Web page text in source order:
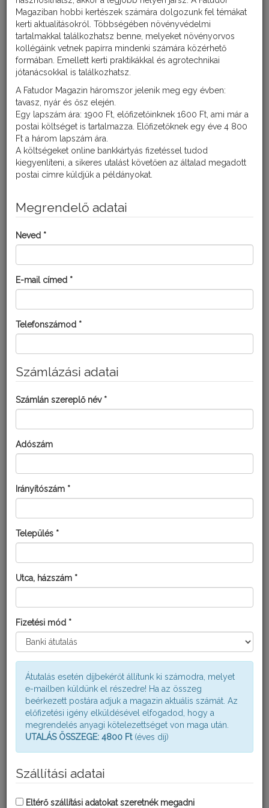
A nitrogén a legfontosabb tápelem. A nitrogénnek van a
legnagyobb hatása a növények zöld tömegére és a termés
növekedésére. Ezért a növények feltűnően jelzik hiányát.
A nitrogénhiány tünei gyorsan megjelennek az alsó idősebb
lehullnak. A sárgulás illetve a zöld levélszín kivilágosodása a
levél csúcsától indul. Az egész levéllemez idővel sárgákká,
Kultúra:
Rózsa
MEGOLDÁSOK KISKERTI
FELHASZNÁLÓKNAK:
FITOMAXX NITROGÉN OLDAT
KISKERTÉSZ NPK 15-15-15
Magaziban hobbi kertészek számára dolgozunk fel témákat
kerti aktualitásokról. Többségében növényvédelmi
tartalmakkal találkozhatsz benne, melyeket növényorvos
kollégáink vetnek papírra mindenki számára közérhető
formában. Emellett kerti praktikákkal és agrotechnikai
jótanácsokkal is találkozhatsz.
A Fatudor Magazin háromszor jelenik meg egy évben:
tavasz, nyár és ősz elején.
Egy lapszám ára: 1900 Ft, előfizetőinknek 1600 Ft, ami már a
postai költséget is tartalmazza. Előfizetőknek egy éve 4 800
Ft a három lapszám ára.
A költségeket online bankkártyás fizetéssel tudod
kiegyenlíteni, a sikeres utalást követően az általad megadott
postai címre küldjük a példányokat.
Megrendelő adatai
Neved *
E-mail címed *
Telefonszámod *
Számlázási adatai
Számlán szereplő név *
Adószám
Irányítószám *
Település *
Utca, házszám *
Fizetési mód *
Átutalás esetén díjbekérőt állítunk ki számodra, melyet
e-mailben küldünk el részedre! Ha az összeg
beérkezett postára adjuk a magazin aktuális számát. Az
előfizetési igény elküldésével elfogadod, hogy a
megrendelés anyagi kötelezettséget von maga után.
UTALÁS ÖSSZEGE: 4800 Ft (éves díj)
Szállítási adatai
Eltérő szállítási adatokat szeretnék megadni